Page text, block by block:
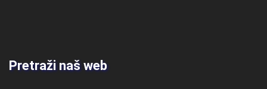
Pretraži naš web